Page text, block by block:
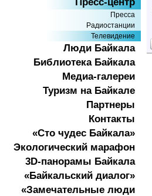
Пресса
Радиостанции
Телевидение
Люди Байкала
Библиотека Байкала
Медиа-галереи
Туризм на Байкале
Партнеры
Контакты
«Сто чудес Байкала»
Экологичеcкий марафон
3D-панорамы Байкала
«Байкальский диалог»
«Замечательные люди